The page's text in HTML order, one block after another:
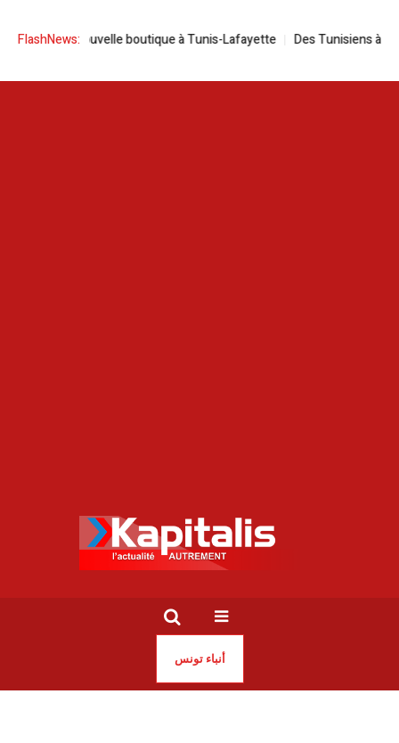
FlashNews:
une nouvelle boutique à Tunis-Lafayette Des Tunisiens à
أنباء تونس